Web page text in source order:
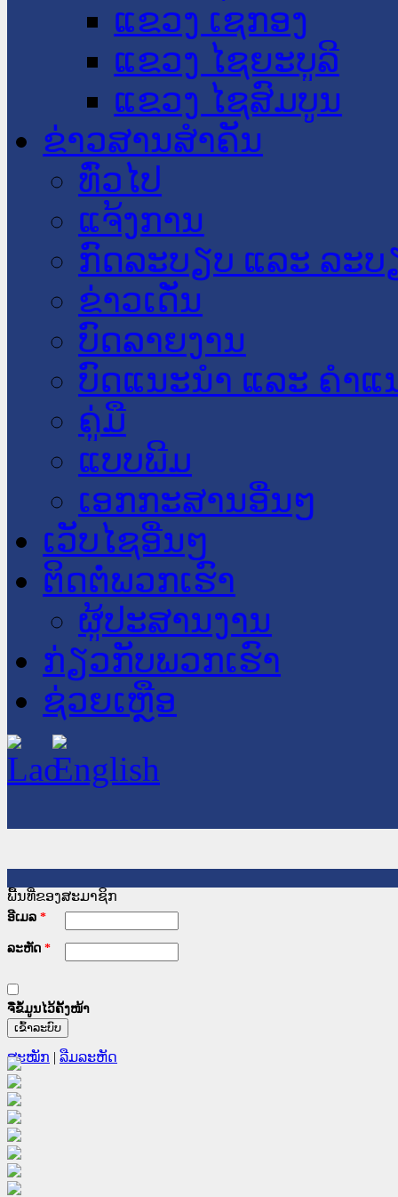
ແຂວງ ເຊກອງ
ແຂວງ ໄຊຍະບູລີ
ແຂວງ ໄຊສົມບູນ
ຂ່າວສານສໍາຄັນ
​ທົ່ວ​ໄປ
ແຈ້ງການ
ກົດລະບຽບ ແລະ ລະບ
ຂ່າວເດັ່ນ
ບົດລາຍງານ
ບົດແນະນໍາ ແລະ ຄໍາແ
ຄູ່ມື
ແບບພີມ
ເອກກະສານອື່ນໆ
ເວັບໄຊອື່ນໆ
ຕິດຕໍ່ພວກເຮົາ
ຜູ້ປະສານງານ
ກ່ຽວກັບພວກເຮົາ
ຊ່ວຍເຫຼືອ
ພື້ນທີ່ຂອງສະມາຊິກ
ອີເມລ *
ລະຫັດ *
ຈື່ຂໍ້ມູນໄວ້ຄັ້ງໜ້າ
ສະໝັກ | ລືມລະຫັດ